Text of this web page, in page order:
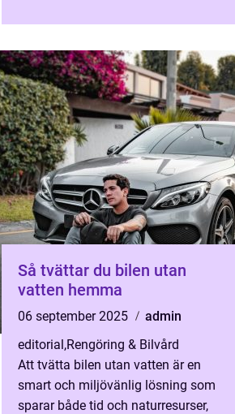
Så tvättar du bilen utan
vatten hemma
06 september 2025
admin
editorial,Rengöring & Bilvård
Att tvätta bilen utan vatten är en
smart och miljövänlig lösning som
sparar både tid och naturresurser,